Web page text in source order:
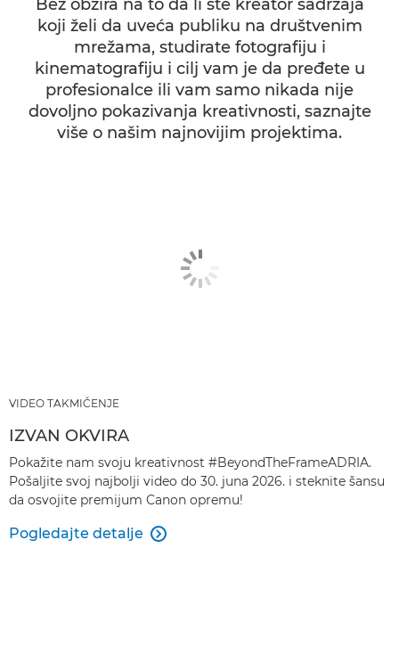
Bez obzira na to da li ste kreator sadržaja
koji želi da uveća publiku na društvenim
mrežama, studirate fotografiju i
kinematografiju i cilj vam je da pređete u
profesionalce ili vam samo nikada nije
dovoljno pokazivanja kreativnosti, saznajte
više o našim najnovijim projektima.
VIDEO TAKMIČENJE
IZVAN OKVIRA
Pokažite nam svoju kreativnost #BeyondTheFrameADRIA.
Pošaljite svoj najbolji video do 30. juna 2026. i steknite šansu
da osvojite premijum Canon opremu!
Pogledajte detalje 